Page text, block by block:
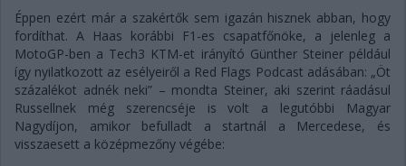
Éppen ezért már a szakértők sem igazán hisznek abban, hogy
fordíthat. A Haas korábbi F1-es csapatfőnöke, a jelenleg a
MotoGP-ben a Tech3 KTM-et irányító Günther Steiner például
így nyilatkozott az esélyeiről a Red Flags Podcast adásában: „Öt
százalékot adnék neki” – mondta Steiner, aki szerint ráadásul
Russellnek még szerencséje is volt a legutóbbi Magyar
Nagydíjon, amikor befulladt a startnál a Mercedese, és
visszaesett a középmezőny végébe: